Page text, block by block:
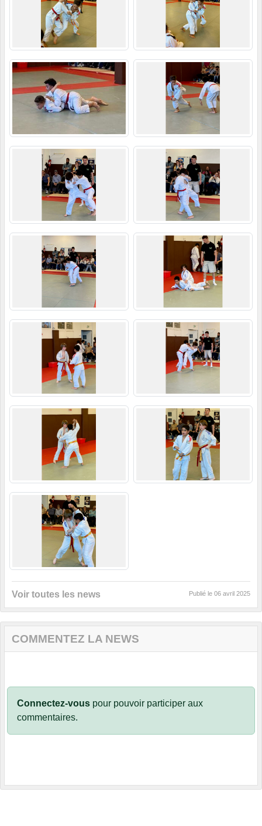
Voir toutes les news Publié le 06 avril 2025
COMMENTEZ LA NEWS
Connectez-vous pour pouvoir participer aux
commentaires.